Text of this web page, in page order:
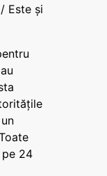
Este și
pe 24